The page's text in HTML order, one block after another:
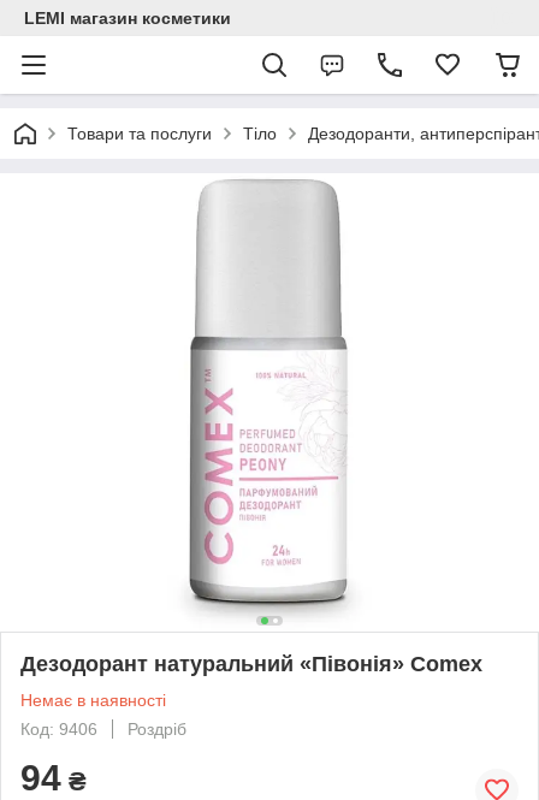
LEMI магазин косметики
Товари та послуги Тіло Дезодоранти,
Дезодорант натуральний «Півонія» Comex
Немає в наявності
Код: 9406
Роздріб
94 ₴